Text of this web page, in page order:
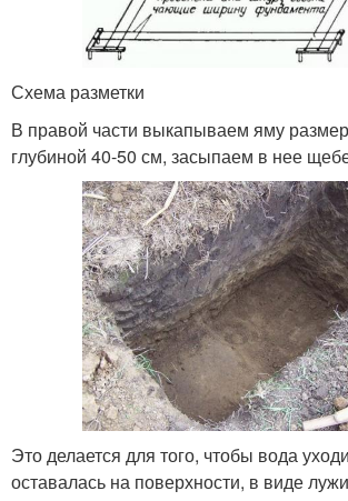
Схема разметки
В правой части выкапываем яму
глубиной 40-50 см, засыпаем в нее
Это делается для того, чтобы вода
оставалась на поверхности, в виде